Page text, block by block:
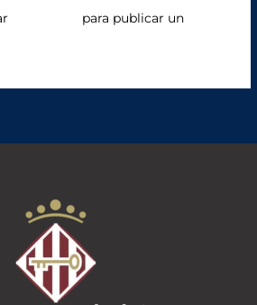
para publicar un